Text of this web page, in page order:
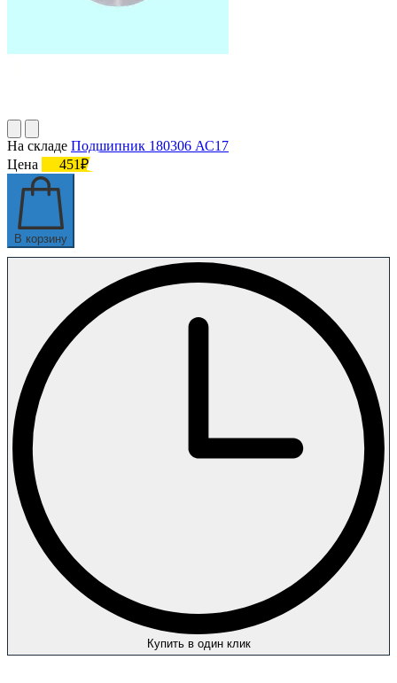
На складе Подшипник 180306 АС17
Цена
451₽
В корзину
Купить в один клик